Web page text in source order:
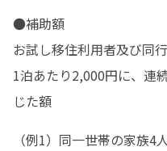
●補助額
お試し移住利用者及び同
1泊あたり2,000円に、連
じた額
（例1）同一世帯の家族